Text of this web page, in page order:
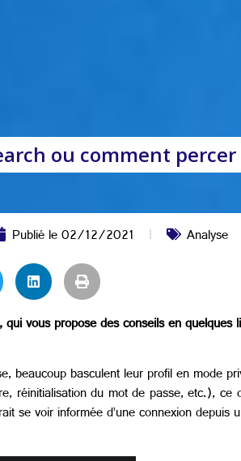
ou comment
Publié le02/12/2021 Analyse
vous propose des conseils en quelques
beaucoup basculent leur profil en mode
réinitialisation du mot de passe, etc.), ce
voir informée d’une connexion